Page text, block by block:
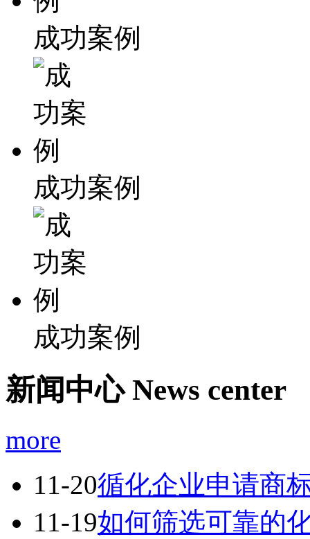
成功案例
成功案例
成功案例
新闻中心News center
more
11-20循化企业申请商
11-19如何筛选可靠的